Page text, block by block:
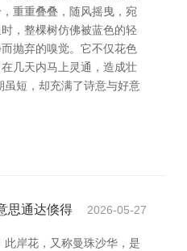
重重叠叠，随风摇曳，宛
，整棵树仿佛被蓝色的轻
抛弃的嗅觉。它不仅花色
几天内马上灵通，造成壮
短，却充满了诗意与好意
思通达倏得 2026-05-27
岸花，又称曼珠沙华，是